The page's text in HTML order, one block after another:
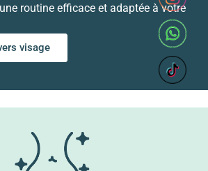
routine efficace et adaptée à votre
visage